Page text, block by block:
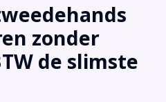
zonder
de slimste